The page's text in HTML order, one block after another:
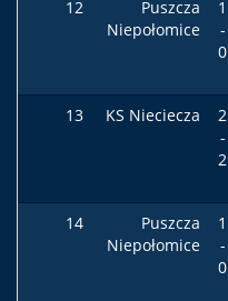
12
Puszcza
Niepołomice
1
-
0
13 KS Nieciecza
2
-
2
14
Puszcza
Niepołomice
1
-
0